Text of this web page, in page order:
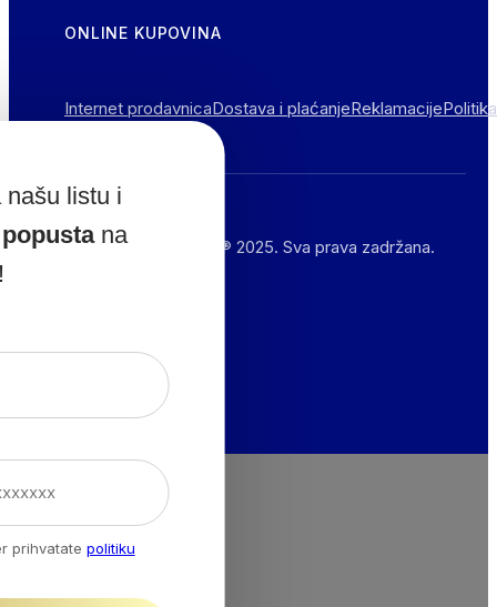
ONLINE KUPOVINA
Internet prodavnicaDostava i plaćanjeReklamacijePolitika
Copyright © EnteroBiotik® 2025. Sva prava zadržana.
listu i
na
prihvatate politiku